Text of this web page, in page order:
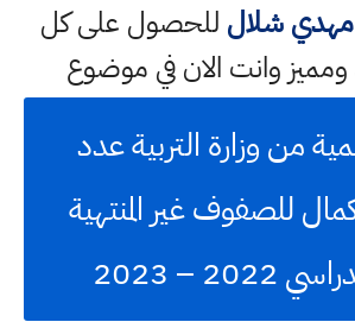
مهدي شلال للحصول على كل
وانت الان في موضوع
من وزارة التربية عدد
للصفوف غير المنتهية
– 2023